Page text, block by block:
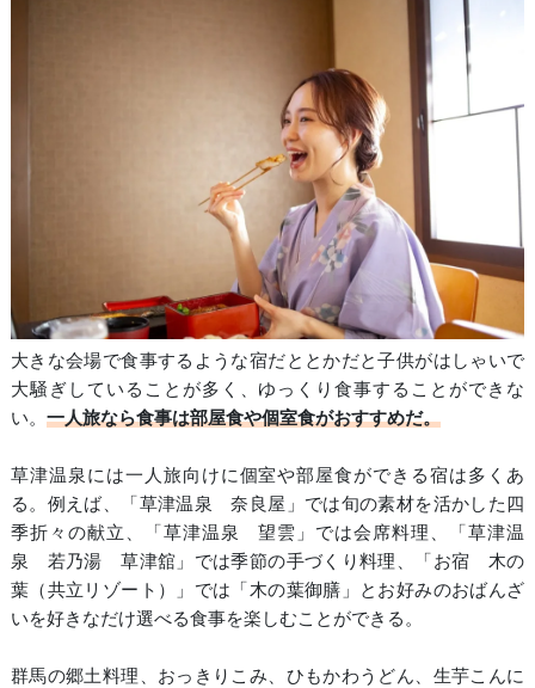
大きな会場で食事するような宿だととかだと子供がはしゃいで
大騒ぎしていることが多く、ゆっくり食事することができな
い。 一人旅なら食事は部屋食や個室食がおすすめだ。
草津温泉には一人旅向けに個室や部屋食ができる宿は多くあ
る。例えば、「草津温泉 奈良屋」では旬の素材を活かした四
季折々の献立、「草津温泉 望雲」では会席料理、「草津温
泉 若乃湯 草津舘」では季節の手づくり料理、「お宿 木の
葉（共立リゾート）」では「木の葉御膳」とお好みのおばんざ
いを好きなだけ選べる食事を楽しむことができる。
群馬の郷土料理、おっきりこみ、ひもかわうどん、生芋こんに